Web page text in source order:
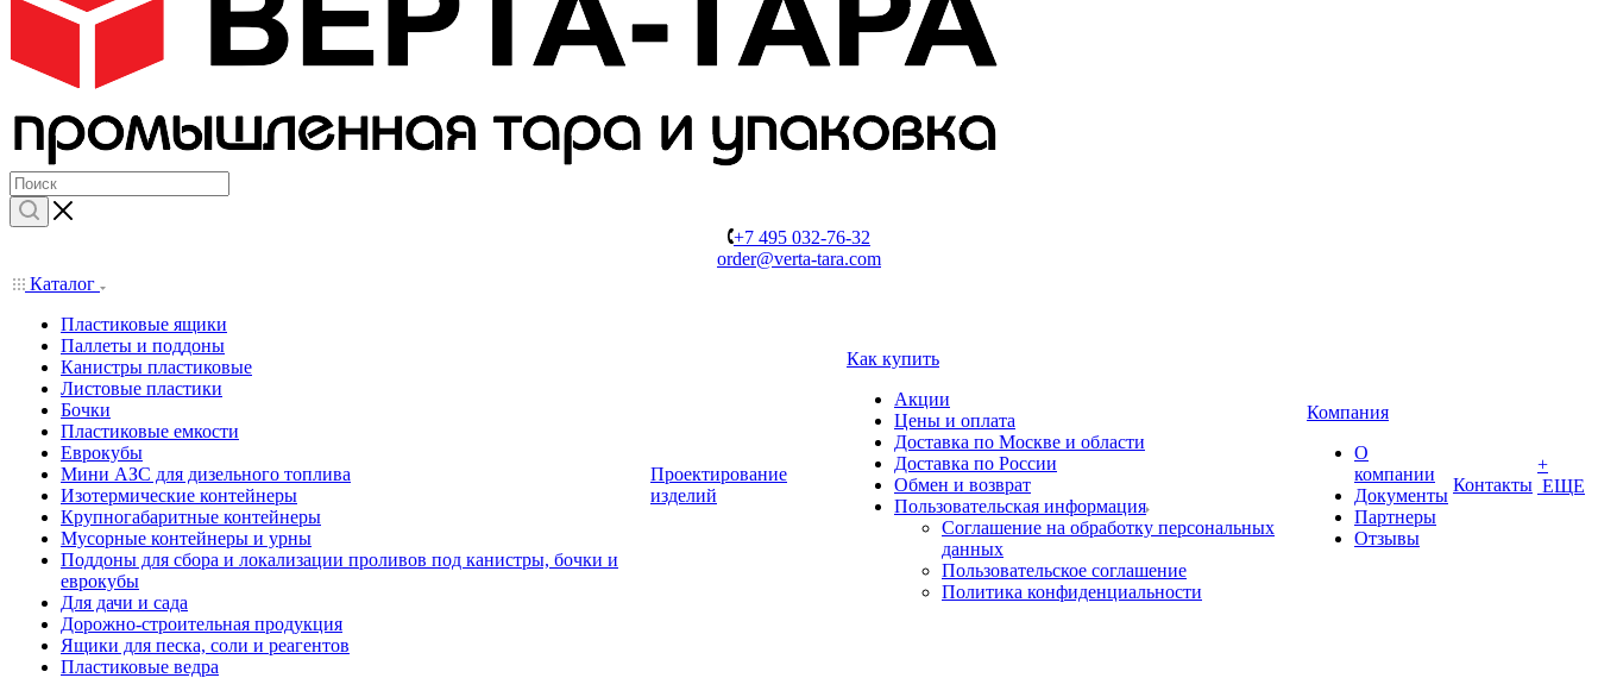
+7 495 032-76-32
order@verta-tara.com
Каталог
Пластиковые ящики
Паллеты и поддоны
Канистры пластиковые
Листовые пластики
Бочки
Пластиковые емкости
Еврокубы
Мини АЗС для дизельного топлива
Изотермические контейнеры
Крупногабаритные контейнеры
Мусорные контейнеры и урны
Поддоны для сбора и локализации проливов под канистры, бочки и
еврокубы
Для дачи и сада
Дорожно-строительная продукция
Ящики для песка, соли и реагентов
Пластиковые ведра
Проектирование
изделий
Как купить
Акции
Цены и оплата
Доставка по Москве и области
Доставка по России
Обмен и возврат
Пользовательская информация
Соглашение на обработку персональных
данных
Пользовательское соглашение
Политика конфиденциальности
Компания
О
компании
Документы
Партнеры
Отзывы
Контакты
+
ЕЩЕ